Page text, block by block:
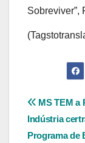
Sobreviver”,
de
MS TEM a
Indústria
Programa de